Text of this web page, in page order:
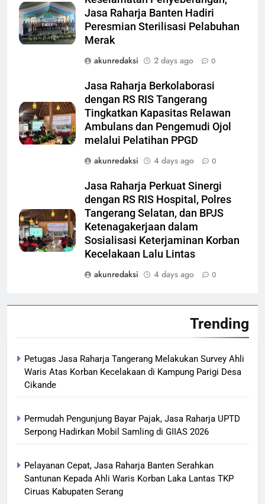
Jasa Raharja Banten Hadiri
Peresmian Sterilisasi Pelabuhan
Merak
akunredaksi
2 days ago 0
Jasa Raharja Berkolaborasi
dengan RS RIS Tangerang
Tingkatkan Kapasitas Relawan
Ambulans dan Pengemudi Ojol
melalui Pelatihan PPGD
akunredaksi
4 days ago 0
Jasa Raharja Perkuat Sinergi
dengan RS RIS Hospital, Polres
Tangerang Selatan, dan BPJS
Ketenagakerjaan dalam
Sosialisasi Keterjaminan Korban
Kecelakaan Lalu Lintas
akunredaksi
4 days ago 0
Trending
Petugas Jasa Raharja Tangerang Melakukan Survey Ahli
Waris Atas Korban Kecelakaan di Kampung Parigi Desa
Cikande
Permudah Pengunjung Bayar Pajak, Jasa Raharja UPTD
Serpong Hadirkan Mobil Samling di GIIAS 2026
Pelayanan Cepat, Jasa Raharja Banten Serahkan
Santunan Kepada Ahli Waris Korban Laka Lantas TKP
Ciruas Kabupaten Serang